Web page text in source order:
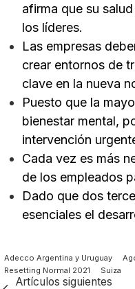
afirma que su
los líderes.
Las empresas
crear entornos de
clave en la nueva
Puesto que la
bienestar mental,
intervención
Cada vez es más
de los empleados
Dado que dos
esenciales el
Adecco Argentina y Uruguay
Resetting Normal 2021
Suiza
Artículos siguientes